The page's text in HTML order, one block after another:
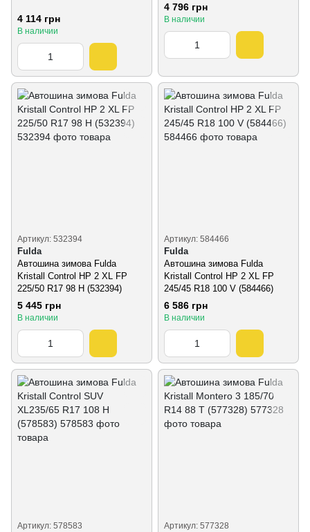
4 114 грн
В наличии
4 796 грн
В наличии
Артикул: 532394
Fulda
Автошина зимова Fulda
Kristall Control HP 2 XL FP
225/50 R17 98 H (532394)
5 445 грн
В наличии
Артикул: 584466
Fulda
Автошина зимова Fulda
Kristall Control HP 2 XL FP
245/45 R18 100 V (584466)
6 586 грн
В наличии
Артикул: 578583 Артикул: 577328